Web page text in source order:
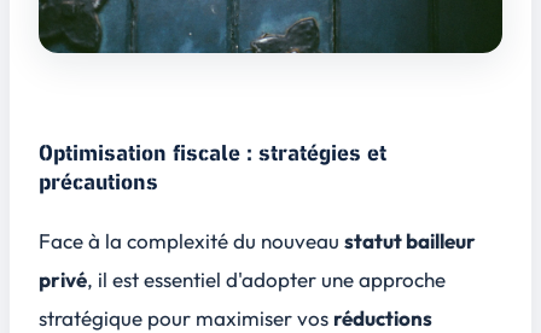
Optimisation fiscale : stratégies et
précautions
Face à la complexité du nouveau statut bailleur
privé, il est essentiel d'adopter une approche
stratégique pour maximiser vos réductions